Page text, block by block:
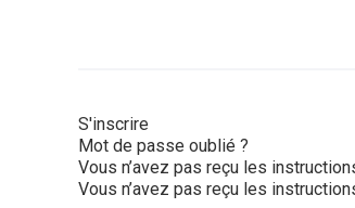
S'inscrire
Mot de passe oublié ?
Vous n’avez pas reçu les
Vous n’avez pas reçu les